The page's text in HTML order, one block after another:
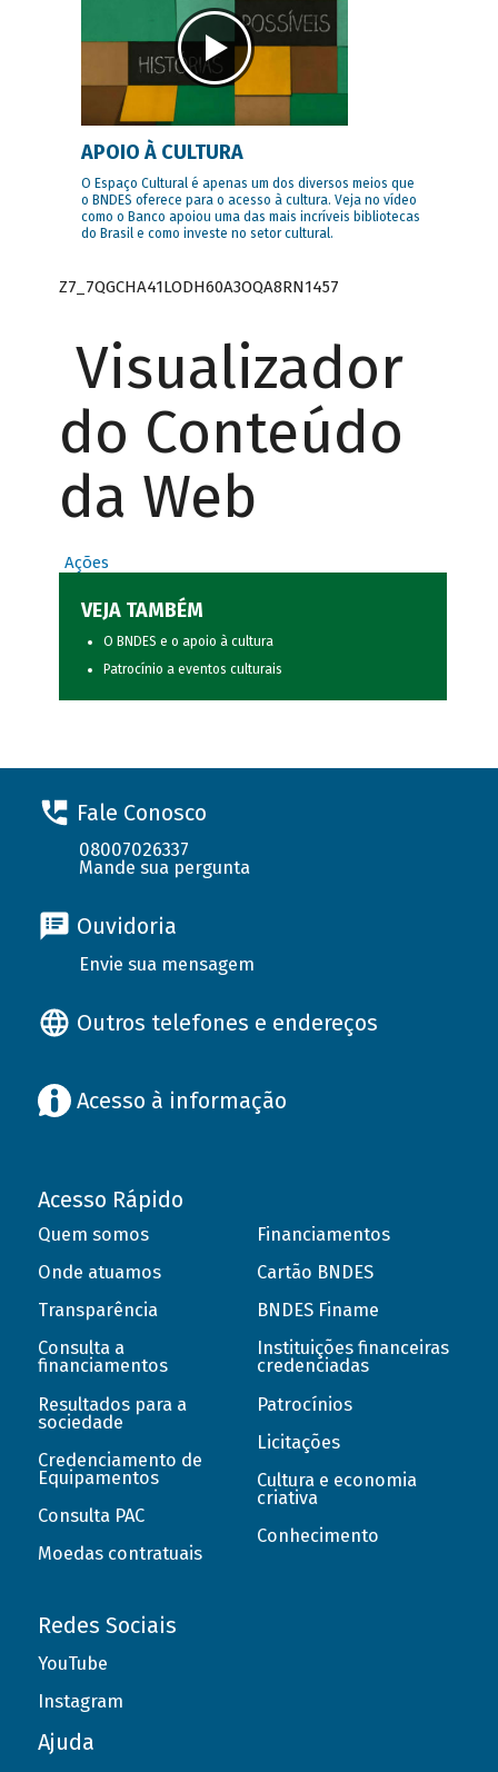
APOIO À CULTURA
O Espaço Cultural é apenas um dos diversos meios que
o BNDES oferece para o acesso à cultura. Veja no vídeo
como o Banco apoiou uma das mais incríveis bibliotecas
do Brasil e como investe no setor cultural.
Z7_7QGCHA41LODH60A3OQA8RN1457
Visualizador
do Conteúdo
da Web
Ações
VEJA TAMBÉM
O BNDES e o apoio à cultura
Patrocínio a eventos culturais
Fale Conosco
08007026337
Mande sua pergunta
Ouvidoria
Envie sua mensagem
Outros telefones e endereços
Acesso à informação
Acesso Rápido
Quem somos
Onde atuamos
Transparência
Consulta a
financiamentos
Resultados para a
sociedade
Credenciamento de
Equipamentos
Consulta PAC
Moedas contratuais
Financiamentos
Cartão BNDES
BNDES Finame
Instituições financeiras
credenciadas
Patrocínios
Licitações
Cultura e economia
criativa
Conhecimento
Redes Sociais
YouTube
Instagram
Ajuda